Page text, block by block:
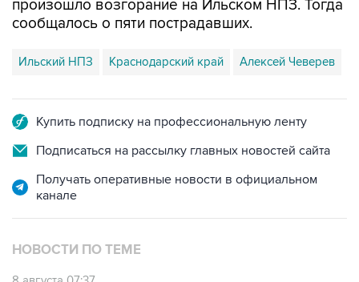
Ильский НПЗ Краснодарский край Алексей Чеверев
Подписаться на рассылку главных новостей сайта
Получать оперативные новости в официальном
НОВОСТИ ПО ТЕМЕ
8 августа 07:37